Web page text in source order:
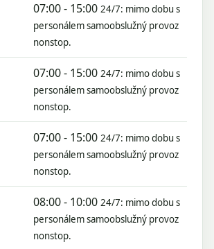
07:00 - 15:00 24/7: mimo dobu s
personálem samoobslužný provoz
nonstop.
07:00 - 15:00 24/7: mimo dobu s
personálem samoobslužný provoz
nonstop.
07:00 - 15:00 24/7: mimo dobu s
personálem samoobslužný provoz
nonstop.
08:00 - 10:00 24/7: mimo dobu s
personálem samoobslužný provoz
nonstop.